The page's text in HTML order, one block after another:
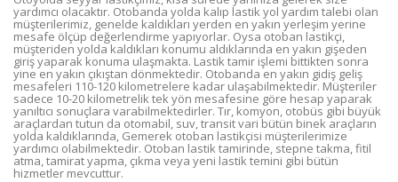
yardımcı olacaktır. Otobanda yolda kalıp lastik yol yardım talebi olan
müşterilerimiz, genelde kaldıkları yerden en yakın yerleşim yerine
mesafe ölçüp değerlendirme yapıyorlar. Oysa otoban lastikçi,
müşteriden yolda kaldıkları konumu aldıklarında en yakın gişeden
giriş yaparak konuma ulaşmakta. Lastik tamir işlemi bittikten sonra
yine en yakın çıkıştan dönmektedir. Otobanda en yakın gidiş geliş
mesafeleri 110-120 kilometrelere kadar ulaşabilmektedir. Müşteriler
sadece 10-20 kilometrelik tek yön mesafesine göre hesap yaparak
yanıltıcı sonuçlara varabilmektedirler. Tır, komyon, otobüs gibi büyük
araçlardan tutun da otomabil, suv, transit vari bütün binek araçların
yolda kaldıklarında, Gemerek otoban lastikçisi müşterilerimize
yardımcı olabilmektedir. Otoban lastik tamirinde, stepne takma, fitil
atma, tamirat yapma, çıkma veya yeni lastik temini gibi bütün
hizmetler mevcuttur.